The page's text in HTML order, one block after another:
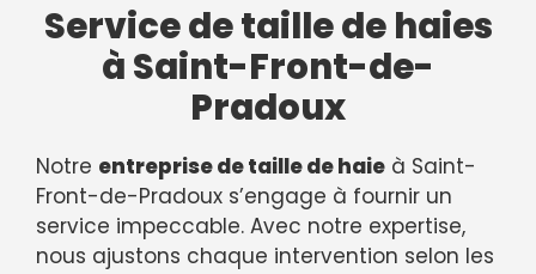
Service de taille de haies
à Saint-Front-de-
Pradoux
Notre entreprise de taille de haie à Saint-
Front-de-Pradoux s’engage à fournir un
service impeccable. Avec notre expertise,
nous ajustons chaque intervention selon les